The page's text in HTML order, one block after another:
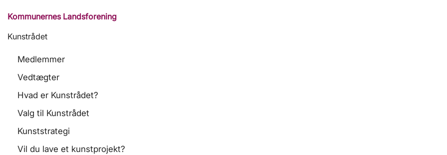
Kommunernes Landsforening
Kunstrådet
Medlemmer
Vedtægter
Hvad er Kunstrådet?
Valg til Kunstrådet
Kunststrategi
Vil du lave et kunstprojekt?